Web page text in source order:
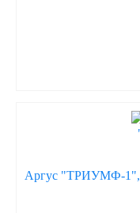
Аргус "ТРИУМФ-1",